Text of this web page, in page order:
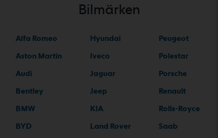
Bilmärken
Alfa Romeo
Aston Martin
Audi
Bentley
BMW
BYD
Hyundai
Iveco
Jaguar
Jeep
KIA
Land Rover
Peugeot
Polestar
Porsche
Renault
Rolls-Royce
Saab